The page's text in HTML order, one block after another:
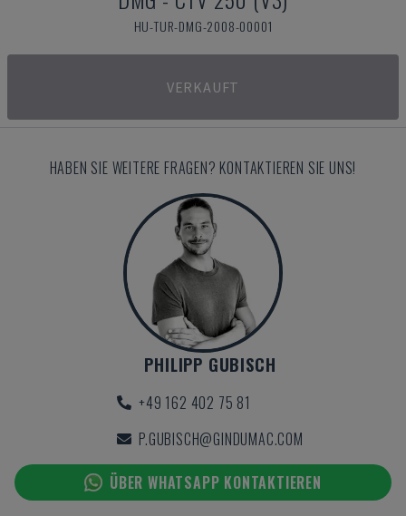
HU-TUR-DMG-2008-00001
VERKAUFT
HABEN SIE WEITERE FRAGEN? KONTAKTIEREN SIE UNS!
PHILIPP GUBISCH
+49 162 402 75 81
P.GUBISCH@GINDUMAC.COM
ÜBER WHATSAPP KONTAKTIEREN